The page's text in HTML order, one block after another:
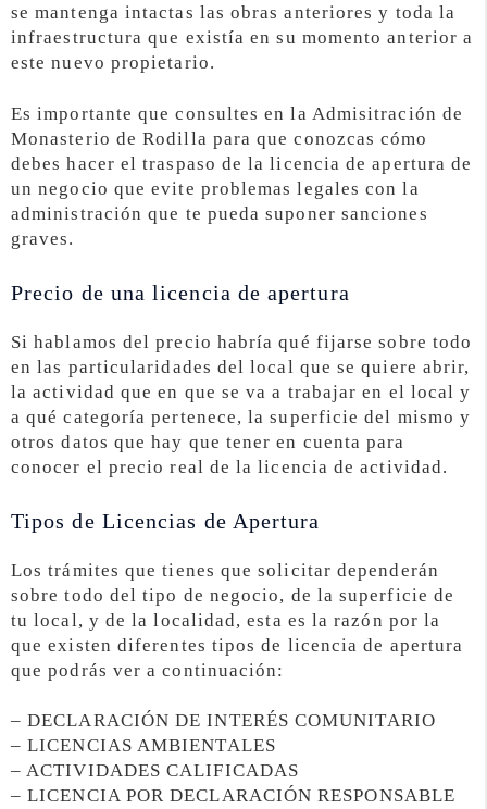
se mantenga intactas las obras anteriores y toda la
infraestructura que existía en su momento anterior a
este nuevo propietario.
Es importante que consultes en la Admisitración de
Monasterio de Rodilla para que conozcas cómo
debes hacer el traspaso de la licencia de apertura de
un negocio que evite problemas legales con la
administración que te pueda suponer sanciones
graves.
Precio de una licencia de apertura
Si hablamos del precio habría qué fijarse sobre todo
en las particularidades del local que se quiere abrir,
la actividad que en que se va a trabajar en el local y
a qué categoría pertenece, la superficie del mismo y
otros datos que hay que tener en cuenta para
conocer el precio real de la licencia de actividad.
Tipos de Licencias de Apertura
Los trámites que tienes que solicitar dependerán
sobre todo del tipo de negocio, de la superficie de
tu local, y de la localidad, esta es la razón por la
que existen diferentes tipos de licencia de apertura
que podrás ver a continuación:
– DECLARACIÓN DE INTERÉS COMUNITARIO
– LICENCIAS AMBIENTALES
– ACTIVIDADES CALIFICADAS
– LICENCIA POR DECLARACIÓN RESPONSABLE